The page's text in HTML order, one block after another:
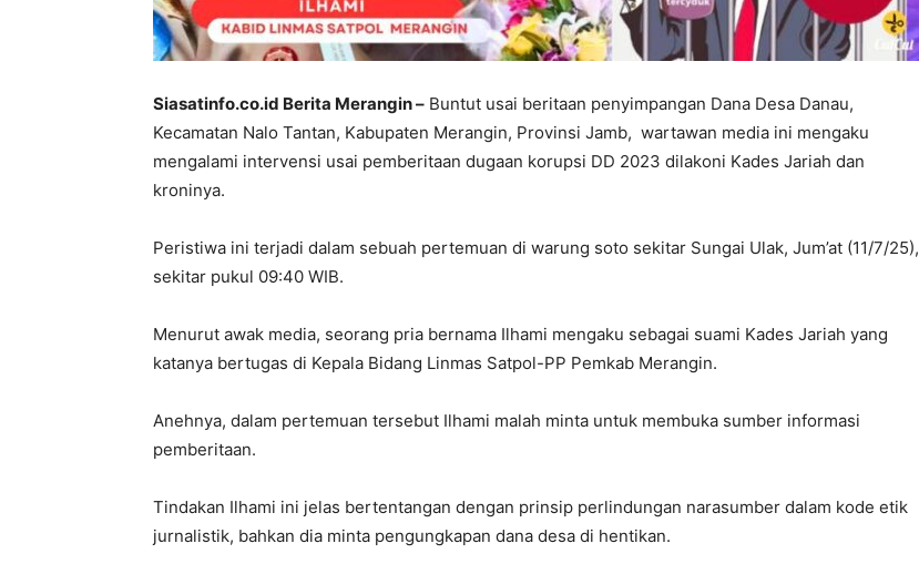
Siasatinfo.co.id Berita Merangin – Buntut usai beritaan penyimpangan Dana Desa Danau,
Kecamatan Nalo Tantan, Kabupaten Merangin, Provinsi Jamb, wartawan media ini mengaku
mengalami intervensi usai pemberitaan dugaan korupsi DD 2023 dilakoni Kades Jariah dan
kroninya.
Peristiwa ini terjadi dalam sebuah pertemuan di warung soto sekitar Sungai Ulak, Jum’at (11/7/25),
sekitar pukul 09:40 WIB.
Menurut awak media, seorang pria bernama Ilhami mengaku sebagai suami Kades Jariah yang
katanya bertugas di Kepala Bidang Linmas Satpol-PP Pemkab Merangin.
Anehnya, dalam pertemuan tersebut Ilhami malah minta untuk membuka sumber informasi
pemberitaan.
Tindakan Ilhami ini jelas bertentangan dengan prinsip perlindungan narasumber dalam kode etik
jurnalistik, bahkan dia minta pengungkapan dana desa di hentikan.